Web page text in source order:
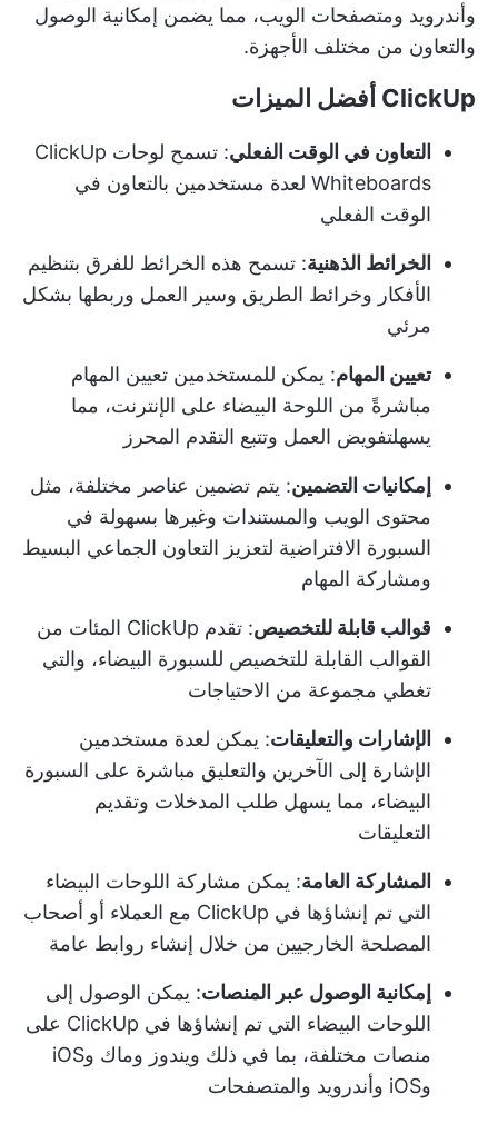
وأندرويد ومتصفحات الويب، مما يضمن إمكانية الوصول
والتعاون من مختلف الأجهزة.
ClickUp أفضل الميزات
التعاون في الوقت الفعلي
: تسمح لوحات ClickUp
Whiteboards لعدة مستخدمين بالتعاون في
الوقت الفعلي
الخرائط الذهنية: تسمح هذه الخرائط للفرق بتنظيم
الأفكار وخرائط الطريق وسير العمل وربطها بشكل
مرئي
تعيين المهام: يمكن للمستخدمين تعيين المهام
مباشرةً من اللوحة البيضاء على الإنترنت، مما
يسهلتفويض العمل وتتبع التقدم المحرز
إمكانيات التضمين: يتم تضمين عناصر مختلفة، مثل
محتوى الويب والمستندات وغيرها بسهولة في
السبورة الافتراضية لتعزيز التعاون الجماعي البسيط
ومشاركة المهام
قوالب قابلة للتخصيص
: تقدم ClickUp المئات من
القوالب القابلة للتخصيص للسبورة البيضاء، والتي
تغطي مجموعة من الاحتياجات
الإشارات والتعليقات: يمكن لعدة مستخدمين
الإشارة إلى الآخرين والتعليق مباشرة على السبورة
البيضاء، مما يسهل طلب المدخلات وتقديم
التعليقات
المشاركة العامة: يمكن مشاركة اللوحات البيضاء
التي تم إنشاؤها في ClickUp مع العملاء أو أصحاب
المصلحة الخارجيين من خلال إنشاء روابط عامة
إمكانية الوصول عبر المنصات: يمكن الوصول إلى
اللوحات البيضاء التي تم إنشاؤها في ClickUp على
منصات مختلفة، بما في ذلك ويندوز وماك وiOS
وiOS وأندرويد والمتصفحات